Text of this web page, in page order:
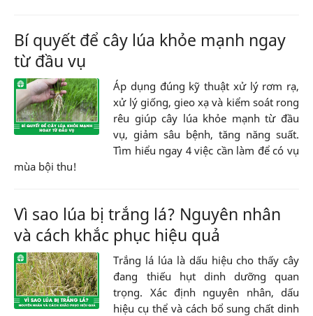
Bí quyết để cây lúa khỏe mạnh ngay
từ đầu vụ
Áp dụng đúng kỹ thuật xử lý rơm rạ,
xử lý giống, gieo xạ và kiểm soát rong
rêu giúp cây lúa khỏe mạnh từ đầu
vụ, giảm sâu bệnh, tăng năng suất.
Tìm hiểu ngay 4 việc cần làm để có vụ
mùa bội thu!
Vì sao lúa bị trắng lá? Nguyên nhân
và cách khắc phục hiệu quả
Trắng lá lúa là dấu hiệu cho thấy cây
đang thiếu hụt dinh dưỡng quan
trọng. Xác định nguyên nhân, dấu
hiệu cụ thể và cách bổ sung chất dinh